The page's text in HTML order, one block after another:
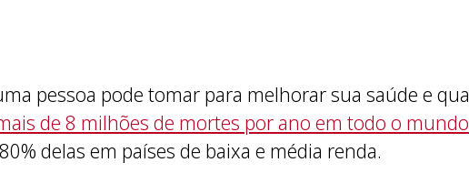
pessoa pode tomar para melhorar sua saúde e
de 8 milhões de mortes por ano em todo o mundo
delas em países de baixa e média renda.